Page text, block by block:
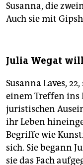
Susanna, die
Auch sie mit
Julia Wegat
Susanna Laves,
einem Treffen ins
juristischen
ihr Leben
Begriffe wie
sich. Sie begann
sie das Fach